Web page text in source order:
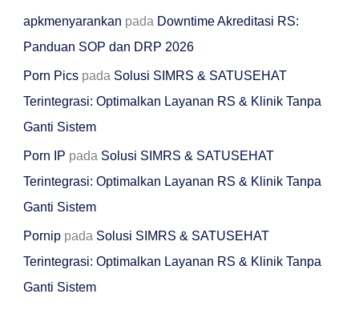
apkmenyarankan pada Downtime Akreditasi RS:
Panduan SOP dan DRP 2026
Porn Picspada Solusi SIMRS & SATUSEHAT
Terintegrasi: Optimalkan Layanan RS & Klinik Tanpa
Ganti Sistem
Porn IP pada Solusi SIMRS & SATUSEHAT
Terintegrasi: Optimalkan Layanan RS & Klinik Tanpa
Ganti Sistem
Pornippada Solusi SIMRS & SATUSEHAT
Terintegrasi: Optimalkan Layanan RS & Klinik Tanpa
Ganti Sistem